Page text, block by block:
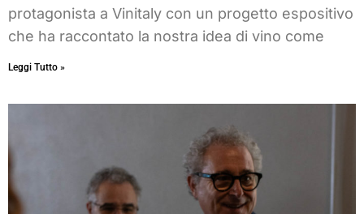
protagonista a Vinitaly con un progetto espositivo
che ha raccontato la nostra idea di vino come
Leggi Tutto »